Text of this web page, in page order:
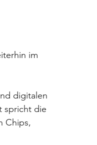
im
digitalen
spricht die
Chips,